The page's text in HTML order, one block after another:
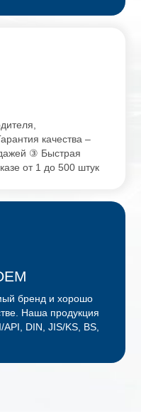
качества –
③ Быстрая
от 1 до 500 штук
бренд и хорошо
Наша продукция
API, DIN, JIS/KS, BS,